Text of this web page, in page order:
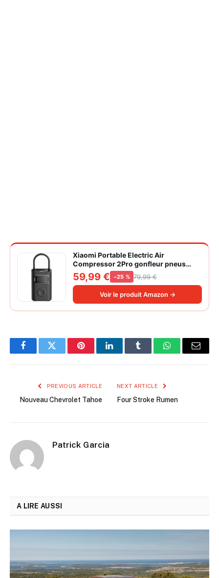
Xiaomi Portable Electric Air
Compressor 2Pro gonfleur pneus
voiture | ±1PSI Contrôle pression
pneus, 45s gonflage rapide, batterie
longue durée, avec éclairage, grand
cylindre à air 27 mm
59,99 € −25 % 79,99 €
Voir le produit Amazon →
FacebookTwitter PinterestLinkedInTumblr WhatsAppEmail
PREVIOUS ARTICLE
Nouveau Chevrolet Tahoe
NEXT ARTICLE
Four Stroke Rumen
Patrick Garcia
A LIRE AUSSI